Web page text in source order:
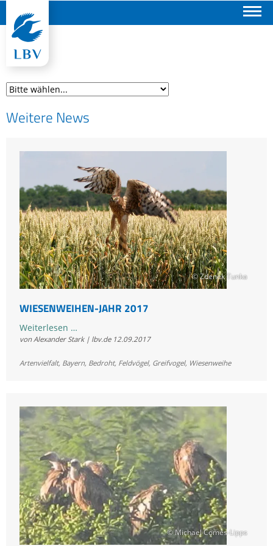
Weitere News
© Zdenek Tunka
WIESENWEIHEN-JAHR 2017
Weiterlesen …Wiesenweihen-
Jahr
von Alexander Stark | lbv.de 12.09.2017
Artenvielfalt, Bayern, Bedroht, Feldvögel, Greifvogel, Wiesenweihe
© Michael Comes-Lipps